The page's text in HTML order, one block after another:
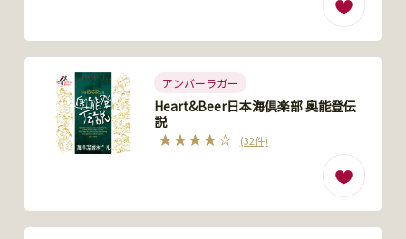
アンバーラガー
Heart&Beer日本海倶楽部 奥能登伝
説
(32件)